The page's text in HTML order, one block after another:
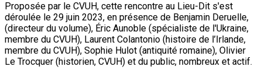
Proposée par le CVUH, cette rencontre au Lieu-Dit s'est
déroulée le 29 juin 2023, en présence de Benjamin Deruelle,
(directeur du volume), Éric Aunoble (spécialiste de l'Ukraine,
membre du CVUH), Laurent Colantonio (histoire de l’Irlande,
membre du CVUH), Sophie Hulot (antiquité romaine), Olivier
Le Trocquer (historien, CVUH) et du public, nombreux et actif.